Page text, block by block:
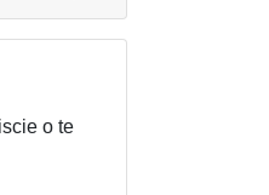
o te